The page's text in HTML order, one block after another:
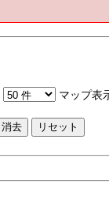
マップ表